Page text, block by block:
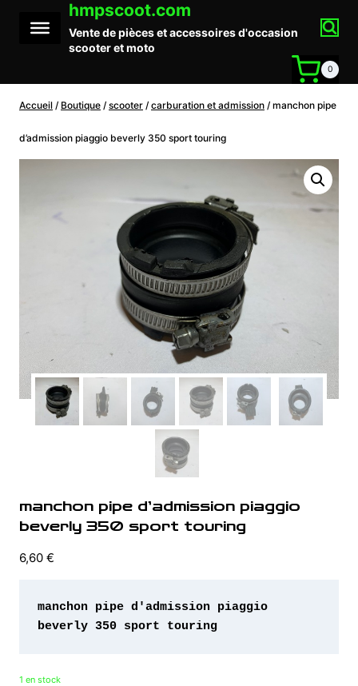
contenu
hmpscoot.com
Vente de pièces et accessoires d'occasion
scooter et moto
0
Accueil / Boutique / scooter / carburation et admission / manchon pipe
d’admission piaggio beverly 350 sport touring
manchon pipe d’admission piaggio
beverly 350 sport touring
6,60 €
manchon pipe d'admission piaggio
beverly 350 sport touring
1 en stock